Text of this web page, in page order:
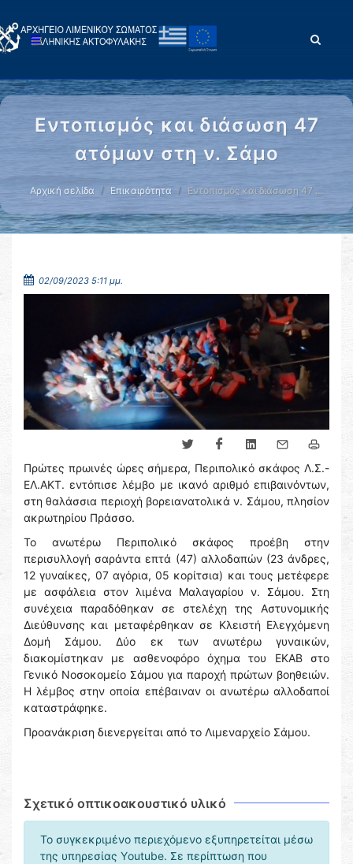
Εντοπισμός και διάσωση 47
ατόμων στη ν. Σάμο
Αρχική σελίδα Επικαιρότητα Εντοπισμός και διάσωση 47 …
02/09/2023 5:11 μμ.
Πρώτες πρωινές ώρες σήμερα, Περιπολικό σκάφος Λ.Σ.-
ΕΛ.ΑΚΤ. εντόπισε λέμβο με ικανό αριθμό επιβαινόντων,
στη θαλάσσια περιοχή βορειανατολικά ν. Σάμου, πλησίον
ακρωτηρίου Πράσσο.
Το ανωτέρω Περιπολικό σκάφος προέβη στην
περισυλλογή σαράντα επτά (47) αλλοδαπών (23 άνδρες,
12 γυναίκες, 07 αγόρια, 05 κορίτσια) και τους μετέφερε
με ασφάλεια στον λιμένα Μαλαγαρίου ν. Σάμου. Στη
συνέχεια παραδόθηκαν σε στελέχη της Αστυνομικής
Διεύθυνσης και μεταφέρθηκαν σε Κλειστή Ελεγχόμενη
Δομή Σάμου. Δύο εκ των ανωτέρω γυναικών,
διακομίστηκαν με ασθενοφόρο όχημα του ΕΚΑΒ στο
Γενικό Νοσοκομείο Σάμου για παροχή πρώτων βοηθειών.
Η λέμβος στην οποία επέβαιναν οι ανωτέρω αλλοδαποί
καταστράφηκε.
Προανάκριση διενεργείται από το Λιμεναρχείο Σάμου.
Σχετικό οπτικοακουστικό υλικό
Το συγκεκριμένο περιεχόμενο εξυπηρετείται μέσω
της υπηρεσίας Υoutube. Σε περίπτωση που